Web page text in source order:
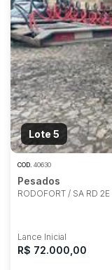
Lote 5
COD. 40630
Pesados
RODOFORT / SA RD
Lance Inicial
R$ 72.000,00